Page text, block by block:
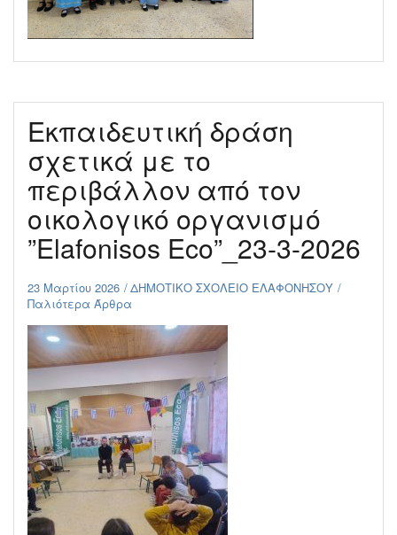
Εκπαιδευτική δράση
σχετικά με το
περιβάλλον από τον
οικολογικό οργανισμό
”Elafonisos Eco”_23-3-2026
23 Μαρτίου 2026
ΔΗΜΟΤΙΚΟ ΣΧΟΛΕΙΟ ΕΛΑΦΟΝΗΣΟΥ
Παλιότερα Άρθρα